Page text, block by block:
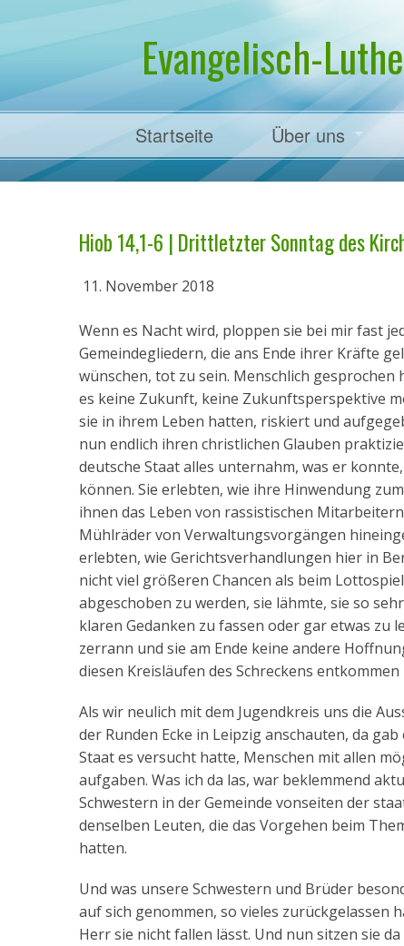
Evangelisch-
Startseite
Über uns
Pfarrer Dr.
Hiob 14,1-6 | Drittletzter Sonntag des
11. November 2018
Wenn es Nacht wird, ploppen sie bei mir fast
Gemeindegliedern, die ans Ende ihrer Kräfte
wünschen, tot zu sein. Menschlich
es keine Zukunft, keine Zukunftsperspektive
sie in ihrem Leben hatten, riskiert und
nun endlich ihren christlichen Glauben
deutsche Staat alles unternahm, was er
können. Sie erlebten, wie ihre Hinwendung
ihnen das Leben von rassistischen
Mühlräder von Verwaltungsvorgängen
erlebten, wie Gerichtsverhandlungen hier in
nicht viel größeren Chancen als beim
abgeschoben zu werden, sie lähmte, sie so
klaren Gedanken zu fassen oder gar etwas zu
zerrann und sie am Ende keine andere
diesen Kreisläufen des Schreckens
Als wir neulich mit dem Jugendkreis uns die
der Runden Ecke in Leipzig anschauten, da
Staat es versucht hatte, Menschen mit allen
aufgaben. Was ich da las, war beklemmend
Schwestern in der Gemeinde vonseiten der
denselben Leuten, die das Vorgehen beim
hatten.
Und was unsere Schwestern und Brüder
auf sich genommen, so vieles zurückgelassen
Herr sie nicht fallen lässt. Und nun sitzen sie